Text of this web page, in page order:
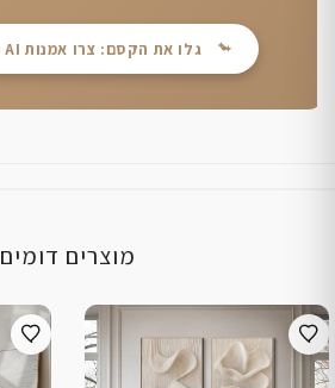
גלו את הקסם: צרו אמנות AI משלכם עכשיו!
מוצרים דומים